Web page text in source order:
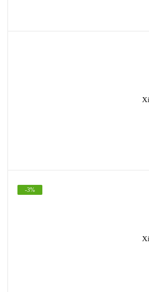
-3%